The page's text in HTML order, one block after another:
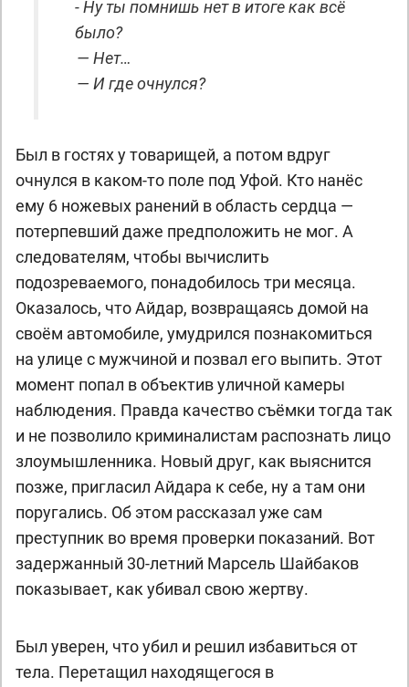
- Ну ты помнишь нет в итоге как всё
было?
— Нет…
— И где очнулся?
Был в гостях у товарищей, а потом вдруг
очнулся в каком-то поле под Уфой. Кто нанёс
ему 6 ножевых ранений в область сердца —
потерпевший даже предположить не мог. А
следователям, чтобы вычислить
подозреваемого, понадобилось три месяца.
Оказалось, что Айдар, возвращаясь домой на
своём автомобиле, умудрился познакомиться
на улице с мужчиной и позвал его выпить. Этот
момент попал в объектив уличной камеры
наблюдения. Правда качество съёмки тогда так
и не позволило криминалистам распознать лицо
злоумышленника. Новый друг, как выяснится
позже, пригласил Айдара к себе, ну а там они
поругались. Об этом рассказал уже сам
преступник во время проверки показаний. Вот
задержанный 30-летний Марсель Шайбаков
показывает, как убивал свою жертву.
Был уверен, что убил и решил избавиться от
тела. Перетащил находящегося в